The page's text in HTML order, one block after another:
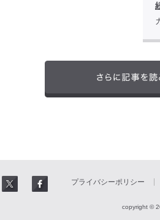
プライバシーポリシー
copyright ©